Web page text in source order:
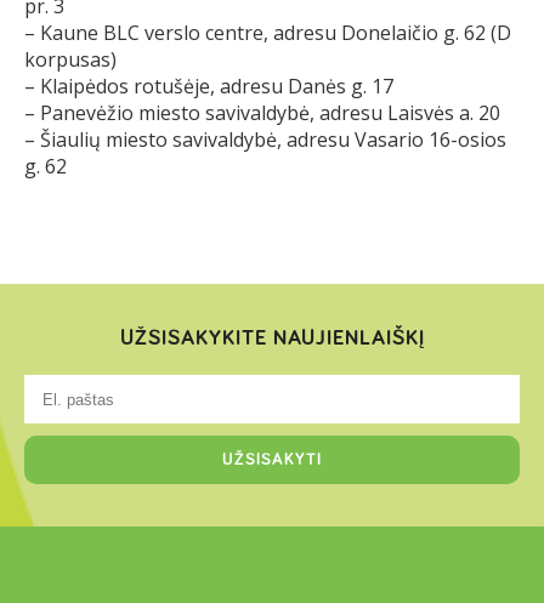
pr. 3
– Kaune BLC verslo centre, adresu Donelaičio g. 62 (D
korpusas)
– Klaipėdos rotušėje, adresu Danės g. 17
– Panevėžio miesto savivaldybė, adresu Laisvės a. 20
– Šiaulių miesto savivaldybė, adresu Vasario 16-osios
g. 62
UŽSISAKYKITE NAUJIENLAIŠKĮ